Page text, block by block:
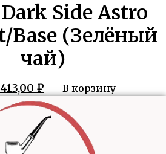
Side Astro
Base (Зелёный
чай)
Первоначальная
цена
составляла
750,00 ₽.
413,00 ₽Текущая
цена:
413,00 ₽.
В корзину